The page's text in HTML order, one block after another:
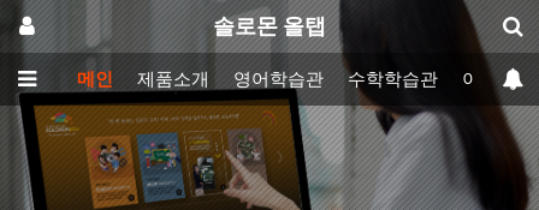
솔로몬 올탭
메인 제품소개 영어학습관 수학학습관 이러닝학